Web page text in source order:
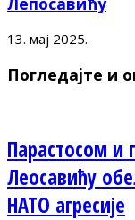
13. мај 2025.
Погледајте и
Парастосом и
Леосавићу
НАТО агресије